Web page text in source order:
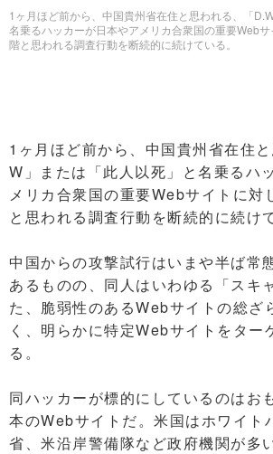
1ヶ月ほど前から、中国貴州省在住と思われる、「
名乗るハッカーが日本やアメリカ合衆国の重要Web
階と思われる調査行動を断続的に続けている。
1ヶ月ほど前から、中国貴州省在住
W」または「此人以死」と名乗るハ
メリカ合衆国の重要Webサイトに対
と思われる調査行動を断続的に続け
中国からの攻撃試行はいまや半ば常
あるものの、同人はいわゆる「スキ
た、脆弱性のあるWebサイトの総ざ
く、明らかに特定Webサイトをター
る。
同ハッカーが標的にしているのはお
本のWebサイトだ。米国はホワイト
省、米沿岸警備隊など政府機関が多